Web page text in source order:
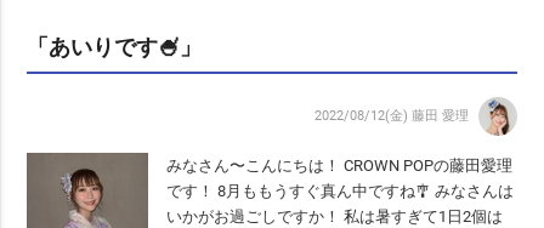
「あいりです🍧」
2022/08/12(金) 藤田 愛理
みなさん〜こんにちは！ CROWN POPの藤田愛理
です！ 8月ももうすぐ真ん中ですね🎐 みなさんは
いかがお過ごしですか！ 私は暑すぎて1日2個は